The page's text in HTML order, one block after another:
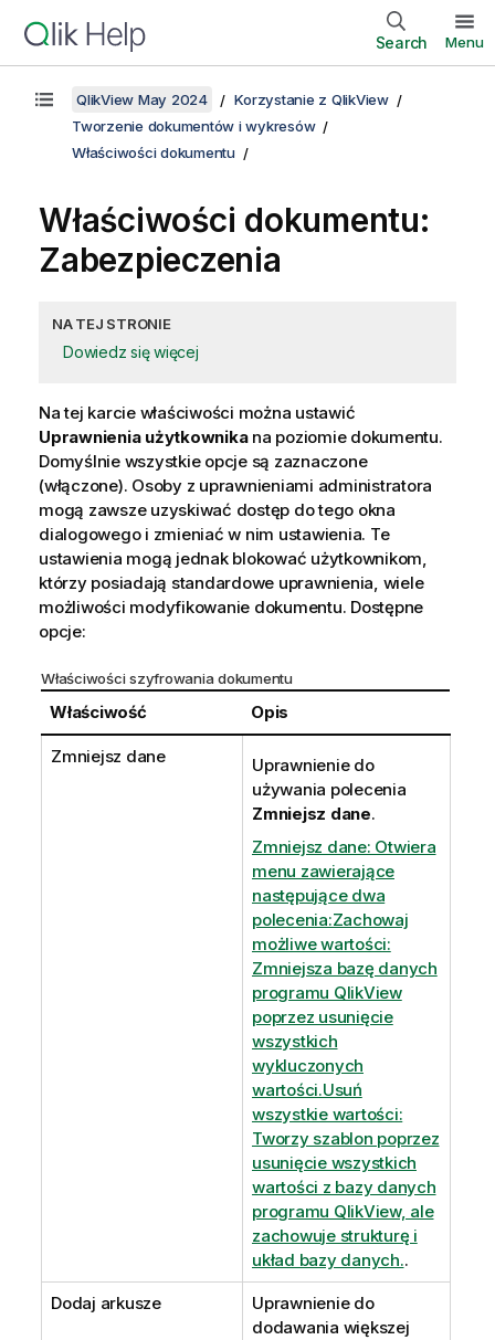
Search Menu
QlikView May 2024
Korzystanie z QlikView
Tworzenie dokumentów i wykresów
Właściwości dokumentu
Właściwości dokumentu:
Zabezpieczenia
NA TEJ STRONIE
Dowiedz się więcej
Na tej karcie właściwości można ustawić
Uprawnienia użytkownikana poziomie dokumentu.
Domyślnie wszystkie opcje są zaznaczone
(włączone). Osoby z uprawnieniami administratora
mogą zawsze uzyskiwać dostęp do tego okna
dialogowego i zmieniać w nim ustawienia. Te
ustawienia mogą jednak blokować użytkownikom,
którzy posiadają standardowe uprawnienia, wiele
możliwości modyfikowanie dokumentu. Dostępne
opcje:
Właściwości szyfrowania dokumentu
Właściwość Opis
Zmniejsz dane
Uprawnienie do
używania polecenia
Zmniejsz dane.
Zmniejsz dane: Otwiera
menu zawierające
następujące dwa
polecenia:Zachowaj
możliwe wartości:
Zmniejsza bazę danych
programu QlikView
poprzez usunięcie
wszystkich
wykluczonych
wartości.Usuń
wszystkie wartości:
Tworzy szablon poprzez
usunięcie wszystkich
wartości z bazy danych
programu QlikView, ale
zachowuje strukturę i
układ bazy danych..
Dodaj arkusze
Uprawnienie do
dodawania większej